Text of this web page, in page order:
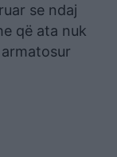
se ndaj
që ata nuk